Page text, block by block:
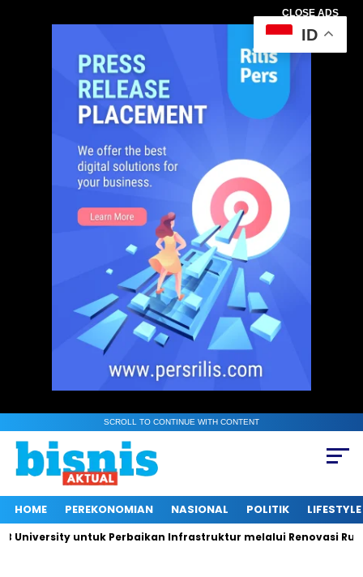
CLOSE ADS
SCROLL TO CONTINUE WITH CONTENT
HOME PEREKONOMIAN NASIONAL POLITIK LIFESTYLE
untuk Perbaikan Infrastruktur melalui Renovasi Ruang
ID